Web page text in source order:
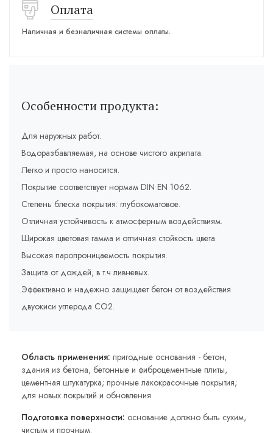
Оплата
Наличная и безналичная системы оплаты.
Особенности продукта:
Для наружных работ.
Водоразбавляемая, на основе чистого акрилата.
Легко и просто наносится.
Покрытие соответствует нормам DIN EN 1062.
Степень блеска покрытия: глубокоматовое.
Отличная устойчивость к атмосферным воздействиям.
Широкая цветовая гамма и отличная стойкость цвета.
Высокая паропроницаемость покрытия.
Защита от дождей, в т.ч ливневых.
Эффективно и надежно защищает бетон от воздействия
двуокиси углерода СО2.
Область применения: пригодные основания - бетон,
здания из бетона, бетонные и фиброцементные плиты,
цементная штукатурка; прочные лакокрасочные покрытия;
для новых покрытий и обновления.
Подготовка поверхности: основание должно быть сухим,
чистым и прочным.